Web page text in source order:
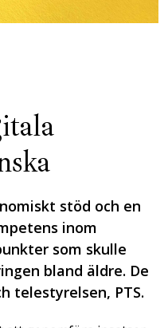
stöd och en
inom
som skulle
bland äldre. De
telestyrelsen, PTS.